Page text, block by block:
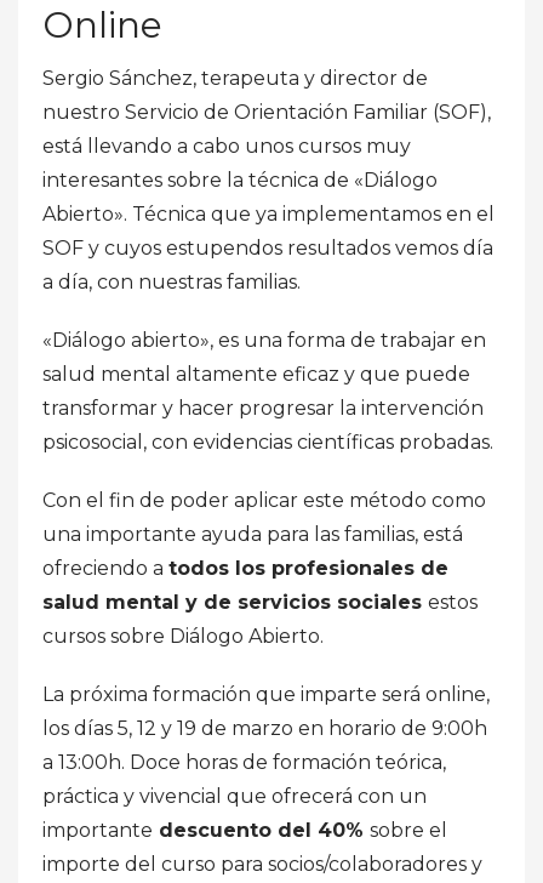
Online
Sergio Sánchez, terapeuta y director de
nuestro Servicio de Orientación Familiar (SOF),
está llevando a cabo unos cursos muy
interesantes sobre la técnica de «Diálogo
Abierto». Técnica que ya implementamos en el
SOF y cuyos estupendos resultados vemos día
a día, con nuestras familias.
«Diálogo abierto», es una forma de trabajar en
salud mental altamente eficaz y que puede
transformar y hacer progresar la intervención
psicosocial, con evidencias científicas probadas.
Con el fin de poder aplicar este método como
una importante ayuda para las familias, está
ofreciendo a todos los profesionales de
salud mental y de servicios sociales estos
cursos sobre Diálogo Abierto.
La próxima formación que imparte será online,
los días 5, 12 y 19 de marzo en horario de 9:00h
a 13:00h. Doce horas de formación teórica,
práctica y vivencial que ofrecerá con un
importante descuento del 40% sobre el
importe del curso para socios/colaboradores y